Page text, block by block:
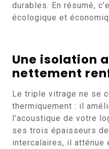
durables. En résumé,
écologique et
Une isolation
nettement
Le triple vitrage ne se
thermiquement : il
l’acoustique de votre
ses trois épaisseurs
intercalaires, il